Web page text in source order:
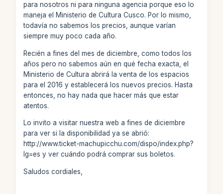
para nosotros ni para ninguna agencia porque eso lo
maneja el Ministerio de Cultura Cusco. Por lo mismo,
todavía no sabemos los precios, aunque varían
siempre muy poco cada año.
Recién a fines del mes de diciembre, como todos los
años pero no sabemos aún en qué fecha exacta, el
Ministerio de Cultura abrirá la venta de los espacios
para el 2016 y establecerá los nuevos precios. Hasta
entonces, no hay nada que hacer más que estar
atentos.
Lo invito a visitar nuestra web a fines de diciembre
para ver si la disponibilidad ya se abrió:
http://www.ticket-machupicchu.com/dispo/index.php?
lg=es y ver cuándo podrá comprar sus boletos.
Saludos cordiales,